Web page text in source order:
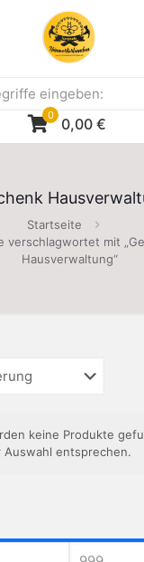
0 0,00 €
Startseite
verschlagwortet mit
Hausverwaltung“
keine Produkte
Auswahl entsprechen.